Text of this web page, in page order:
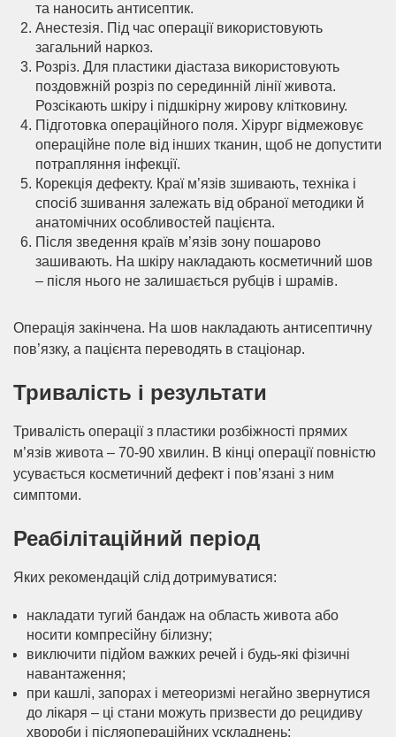
та наносить антисептик.
Анестезія. Під час операції використовують
загальний наркоз.
Розріз. Для пластики діастаза використовують
поздовжній розріз по серединній лінії живота.
Розсікають шкіру і підшкірну жирову клітковину.
Підготовка операційного поля. Хірург відмежовує
операційне поле від інших тканин, щоб не допустити
потрапляння інфекції.
Корекція дефекту. Краї м’язів зшивають, техніка і
спосіб зшивання залежать від обраної методики й
анатомічних особливостей пацієнта.
Після зведення країв м’язів зону пошарово
зашивають. На шкіру накладають косметичний шов
– після нього не залишається рубців і шрамів.
Операція закінчена. На шов накладають антисептичну
пов’язку, а пацієнта переводять в стаціонар.
Тривалість і результати
Тривалість операції з пластики розбіжності прямих
м’язів живота – 70-90 хвилин. В кінці операції повністю
усувається косметичний дефект і пов’язані з ним
симптоми.
Реабілітаційний період
Яких рекомендацій слід дотримуватися:
накладати тугий бандаж на область живота або
носити компресійну білизну;
виключити підйом важких речей і будь-які фізичні
навантаження;
при кашлі, запорах і метеоризмі негайно звернутися
до лікаря – ці стани можуть призвести до рецидиву
хвороби і післяопераційних ускладнень;